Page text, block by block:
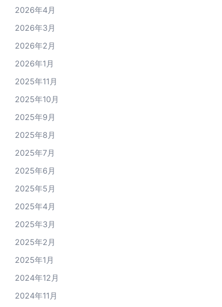
2026年4月
2026年3月
2026年2月
2026年1月
2025年11月
2025年10月
2025年9月
2025年8月
2025年7月
2025年6月
2025年5月
2025年4月
2025年3月
2025年2月
2025年1月
2024年12月
2024年11月